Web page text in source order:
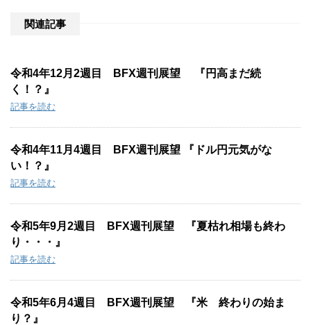
関連記事
令和4年12月2週目 BFX週刊展望 『円高まだ続
く！？』
記事を読む
令和4年11月4週目 BFX週刊展望 『ドル円元気がな
い！？』
記事を読む
令和5年9月2週目 BFX週刊展望 『夏枯れ相場も終わ
り・・・』
記事を読む
令和5年6月4週目 BFX週刊展望 『米 終わりの始ま
り？』